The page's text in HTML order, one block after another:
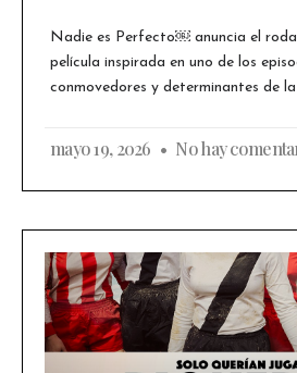
Nadie es Perfecto￼ anuncia el
película inspirada en uno de los
conmovedores y determinantes de
mayo 19, 2026 No hay